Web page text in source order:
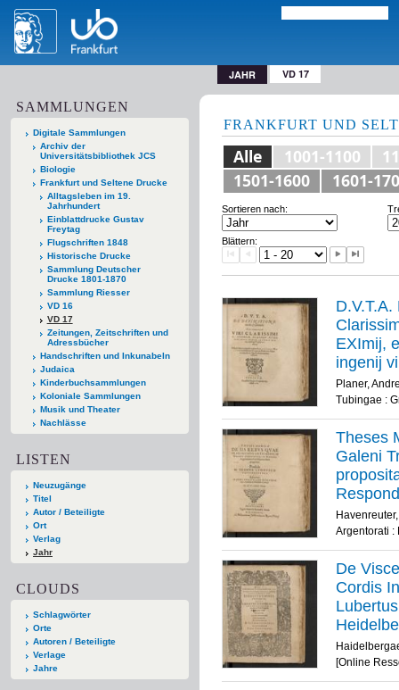
JAHR VD 17
SAMMLUNGEN
Digitale Sammlungen
Archiv der
Universitätsbibliothek JCS
Biologie
Frankfurt und Seltene Drucke
Alltagsleben im 19.
Jahrhundert
Einblattdrucke Gustav
Freytag
Flugschriften 1848
Historische Drucke
Sammlung Deutscher
Drucke 1801-1870
Sammlung Riesser
VD 16
VD 17
Zeitungen, Zeitschriften und
Adressbücher
Handschriften und Inkunabeln
Judaica
Kinderbuchsammlungen
Koloniale Sammlungen
Musik und Theater
Nachlässe
LISTEN
Neuzugänge
Titel
Autor / Beteiligte
Ort
Verlag
Jahr
CLOUDS
Schlagwörter
Orte
Autoren / Beteiligte
Verlage
Jahre
FRANKFURT UND
Alle 1001-1100
1501-1600
1601-
Sortieren nach:
Blättern:
EXImij,
ingenij
Planer,
Tubingae :
Theses
Galeni
Argentorati :
De
Cordis
Jordan
[Online